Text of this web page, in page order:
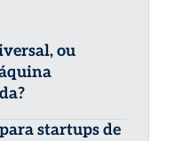
ou
startups de